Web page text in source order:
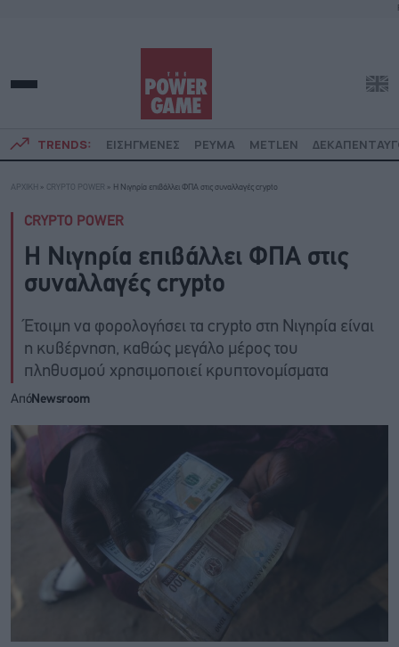
TRENDS: ΕΙΣΗΓΜΕΝΕΣ ΡΕΥΜΑ METLEN
ΑΡΧΙΚΗ » CRYPTO POWER » Η Νιγηρία επιβάλλει ΦΠΑ στις συναλλαγές crypto
CRYPTO POWER
Η Νιγηρία επιβάλλει ΦΠΑ στις
συναλλαγές crypto
Έτοιμη να φορολογήσει τα crypto στη Νιγηρία είναι
η κυβέρνηση, καθώς μεγάλο μέρος του
πληθυσμού χρησιμοποιεί κρυπτονομίσματα
ΑπόNewsroom